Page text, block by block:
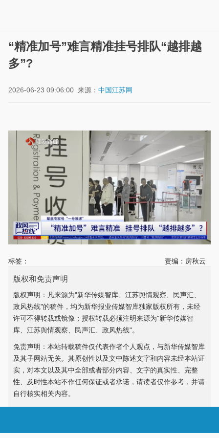
“精准加号”难言精准挂号排队“越排越
多”?
2026-06-23 09:06:00 来源：中国江苏网
标签： 责编：房秋云
版权和免责声明
版权声明：凡来源为"新华传媒智库、江苏舆情观察、民声汇、
政风热线"的稿件，均为新华报业传媒智库独家版权所有，未经
许可不得转载或镜像；授权转载必须注明来源为"新华传媒智
库、江苏舆情观察、民声汇、政风热线"。
免责声明：本站转载稿件仅代表作者个人观点，与新华传媒智库
及其子网站无关。其原创性以及文中陈述文字和内容未经本站证
实，对本文以及其中全部或者部分内容、文字的真实性、完整
性、及时性本站不作任何保证或者承诺，请读者仅作参考，并请
自行核实相关内容。